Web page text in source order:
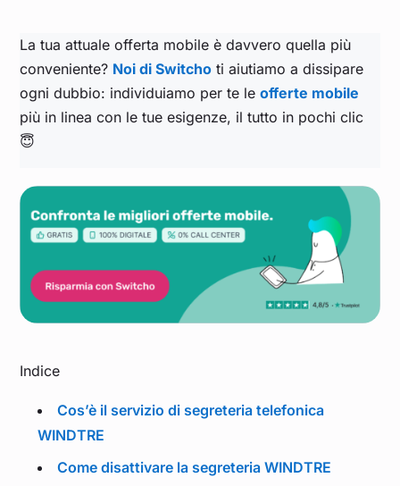
La tua attuale offerta mobile è davvero quella più
conveniente? Noi di Switcho ti aiutiamo a dissipare
ogni dubbio: individuiamo per te leofferte mobile
più in linea con le tue esigenze, il tutto in pochi clic
😇
Indice
Cos’è il servizio di segreteria telefonica
WINDTRE
Come disattivare la segreteria WINDTRE